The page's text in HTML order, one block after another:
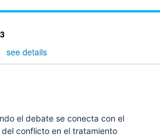
see details
el debate se conecta con el
conflicto en el tratamiento